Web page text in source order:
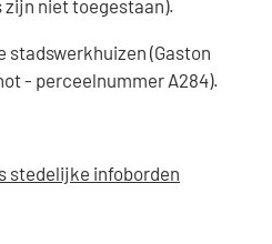
niet toegestaan).
stadswerkhuizen (Gaston
- perceelnummer A284).
stedelijke infoborden